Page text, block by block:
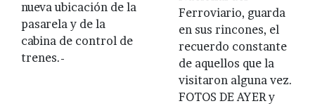
nueva ubicación de la
pasarela y de la
cabina de control de
trenes.-
Ferroviario, guarda
en sus rincones, el
recuerdo constante
de aquellos que la
visitaron alguna vez.
FOTOS DE AYER y